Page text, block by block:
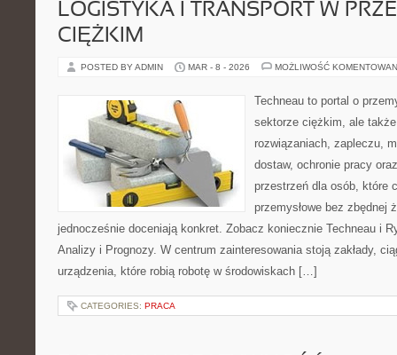
LOGISTYKA I TRANSPORT W
CIĘŻKIM
POSTED BY ADMIN MAR - 8 - 2026 MOŻLIWOŚĆ
Techneau to portal o
sektorze ciężkim, ale
rozwiązaniach, zapleczu,
dostaw, ochronie pracy
przestrzeń dla osób, które
przemysłowe bez zbędnej
jednocześnie doceniają konkret. Zobacz koniecznie Techneau i
Analizy i Prognozy. W centrum zainteresowania stoją zakłady,
urządzenia, które robią robotę w środowiskach […]
CATEGORIES: PRACA